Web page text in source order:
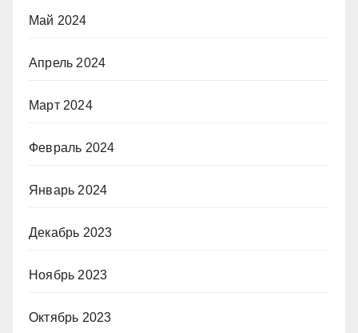
Май 2024
Апрель 2024
Март 2024
Февраль 2024
Январь 2024
Декабрь 2023
Ноябрь 2023
Октябрь 2023